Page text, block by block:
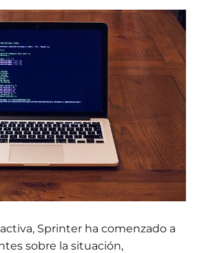
Sprinter ha comenzado a
sobre la situación,